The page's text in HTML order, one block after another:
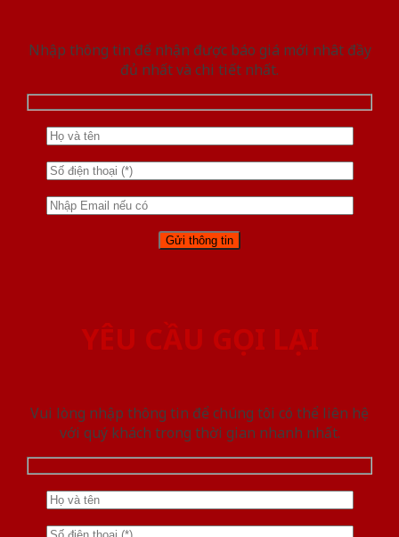
Nhập thông tin để nhận được báo giá mới nhât đầy
đủ nhất và chi tiết nhất.
YÊU CẦU GỌI LẠI
Vui lòng nhập thông tin để chúng tôi có thể liên hệ
với quý khách trong thời gian nhanh nhất.